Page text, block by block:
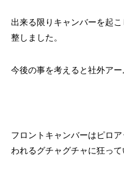
出来る限りキャンバーを起
整しました。
今後の事を考えると社外アー
フロントキャンバーはピロ
われるグチャグチャに狂っ